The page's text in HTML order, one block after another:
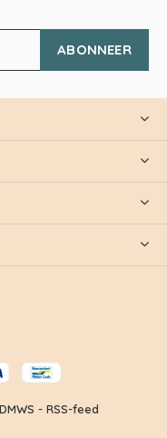
ABONNEER
DMWS - RSS-feed